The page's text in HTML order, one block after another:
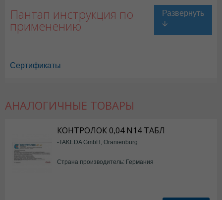
Пантап инструкция по
применению
Сертификаты
АНАЛОГИЧНЫЕ ТОВАРЫ
КОНТРОЛОК 0,04 N14 ТАБЛ
-TAKEDA GmbH, Oranienburg
Страна производитель: Германия